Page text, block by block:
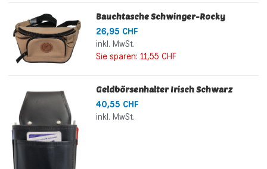
Bauchtasche Schwinger-Rocky
26,95 CHF
inkl. MwSt.
Sie sparen: 11,55 CHF
Geldbörsenhalter Irisch Schwarz
40,55 CHF
inkl. MwSt.